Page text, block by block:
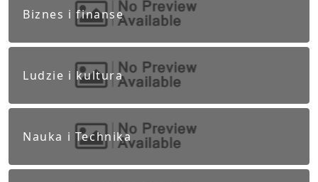
Biznes i finanse
Ludzie i kultura
Nauka i Technika